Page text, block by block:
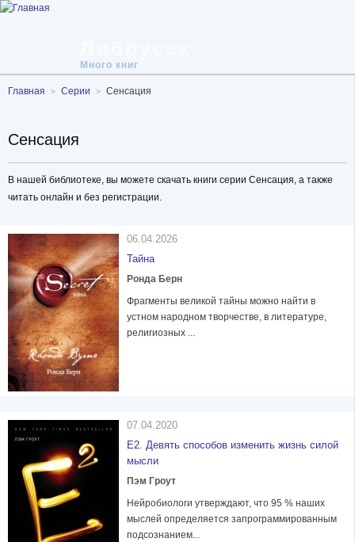
Много книг
Главная Серии Сенсация
Сенсация
В нашей библиотеке, вы можете скачать книги серии Сенсация, а также
читать онлайн и без регистрации.
06.04.2026
Тайна
Ронда Берн
Фрагменты великой тайны можно найти в
устном народном творчестве, в литературе,
религиозных ...
07.04.2020
Е2. Девять способов изменить жизнь силой
мысли
Пэм Гроут
Нейробиологи утверждают, что 95 % наших
мыслей определяется запрограммированным
подсознанием...